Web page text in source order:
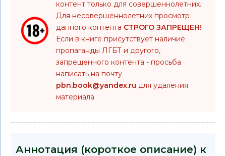
контент только для совершеннолетних.
Для несовершеннолетних просмотр
данного контента СТРОГО ЗАПРЕЩЕН!
Если в книге присутствует наличие
пропаганды ЛГБТ и другого,
запрещенного контента - просьба
написать на почту
pbn.book@yandex.ru для удаления
материала
Аннотация (короткое описание) к